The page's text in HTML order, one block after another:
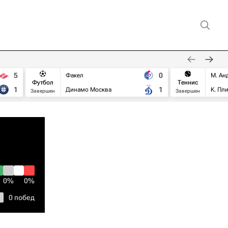
5
1
Футбол
Завершен
Факел
Динамо Москва
0
1
Теннис
Завершен
М.
К.
0% 0%
0 побед